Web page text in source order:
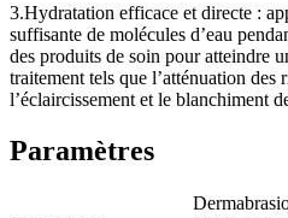
3.Hydratation efficace et directe :
suffisante de molécules d’eau
des produits de soin pour atteindre
traitement tels que l’atténuation des
l’éclaircissement et le blanchiment
Paramètres